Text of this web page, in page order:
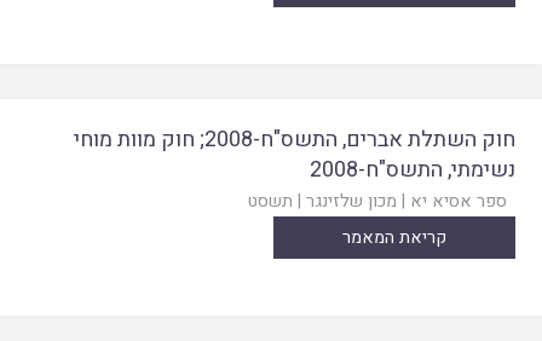
חוק השתלת אברים, התשס"ח-2008; חוק מוות מוחי
נשימתי, התשס"ח-2008
ספר אסיא יא | מכון שלזינגר | תשסט
קריאת המאמר